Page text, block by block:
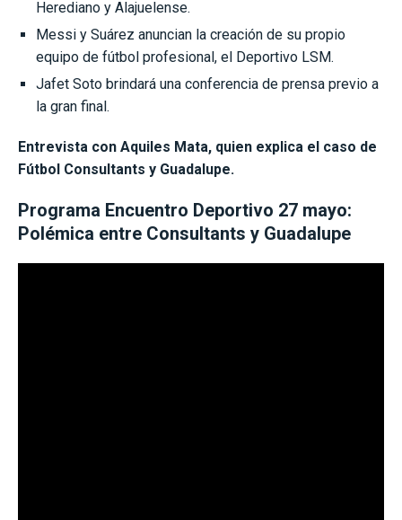
Herediano y Alajuelense.
Messi y Suárez anuncian la creación de su propio
equipo de fútbol profesional, el Deportivo LSM.
Jafet Soto brindará una conferencia de prensa previo a
la gran final.
Entrevista con Aquiles Mata, quien explica el caso de
Fútbol Consultants y Guadalupe.
Programa Encuentro Deportivo 27 mayo:
Polémica entre Consultants y Guadalupe